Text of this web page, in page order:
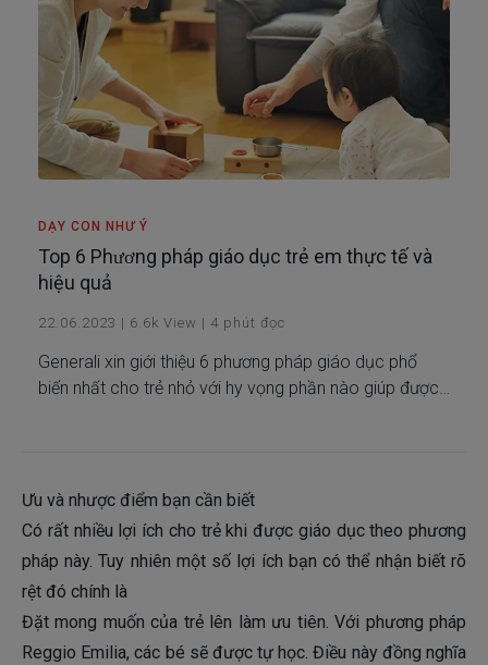
DẠY CON NHƯ Ý
Top 6 Phương pháp giáo dục trẻ em thực tế và
hiệu quả
22.06.2023 | 6.6k View | 4 phút đọc
Generali xin giới thiệu 6 phương pháp giáo dục phổ
biến nhất cho trẻ nhỏ với hy vọng phần nào giúp được
Ưu và nhược điểm bạn cần biết
Có rất nhiều lợi ích cho trẻ khi được giáo dục theo phương
pháp này. Tuy nhiên một số lợi ích bạn có thể nhận biết rõ
rệt đó chính là
Đặt mong muốn của trẻ lên làm ưu tiên. Với phương pháp
Reggio Emilia, các bé sẽ được tự học. Điều này đồng nghĩa